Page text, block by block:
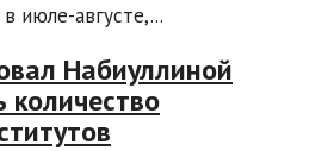
июле-августе,...
Набиуллиной
количество